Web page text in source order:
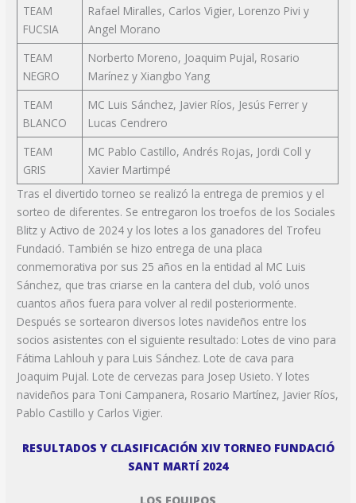
TEAM
FUCSIA
Rafael Miralles, Carlos Vigier, Lorenzo Pivi y
Angel Morano
TEAM
NEGRO
Norberto Moreno, Joaquim Pujal, Rosario
Marínez y Xiangbo Yang
TEAM
BLANCO
MC Luis Sánchez, Javier Ríos, Jesús Ferrer y
Lucas Cendrero
TEAM
GRIS
MC Pablo Castillo, Andrés Rojas, Jordi Coll y
Xavier Martimpé
Tras el divertido torneo se realizó la entrega de premios y el
sorteo de diferentes. Se entregaron los troefos de los Sociales
Blitz y Activo de 2024 y los lotes a los ganadores del Trofeu
Fundació. También se hizo entrega de una placa
conmemorativa por sus 25 años en la entidad al MC Luis
Sánchez, que tras criarse en la cantera del club, voló unos
cuantos años fuera para volver al redil posteriormente.
Después se sortearon diversos lotes navideños entre los
socios asistentes con el siguiente resultado: Lotes de vino para
Fátima Lahlouh y para Luis Sánchez. Lote de cava para
Joaquim Pujal. Lote de cervezas para Josep Usieto. Y lotes
navideños para Toni Campanera, Rosario Martínez, Javier Ríos,
Pablo Castillo y Carlos Vigier.
RESULTADOS Y CLASIFICACIÓN XIV TORNEO FUNDACIÓ
SANT MARTÍ 2024